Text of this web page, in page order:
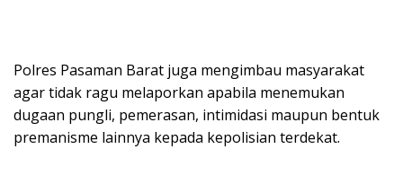
Polres Pasaman Barat juga mengimbau masyarakat
agar tidak ragu melaporkan apabila menemukan
dugaan pungli, pemerasan, intimidasi maupun bentuk
premanisme lainnya kepada kepolisian terdekat.